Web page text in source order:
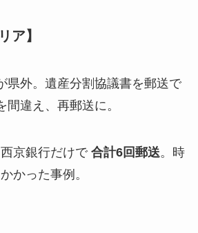
ア】
県外。遺産分割協議書を郵送で
間違え、再郵送に。
京銀行だけで 合計6回郵送。時
かった事例。